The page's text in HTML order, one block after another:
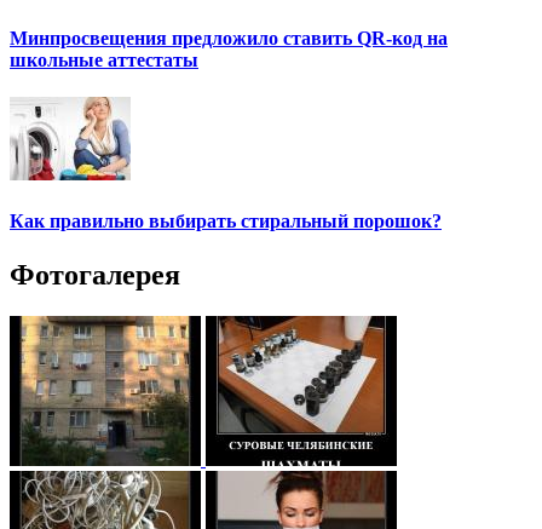
Минпросвещения предложило ставить QR-код на
школьные аттестаты
Как правильно выбирать стиральный порошок?
Фотогалерея